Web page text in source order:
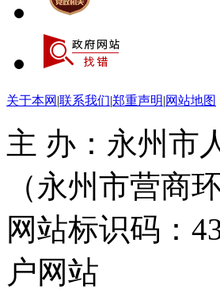
关于本网 |联系我们|郑重声明|网站地图
主 办：永州市
（永州市营商
网站标识码：
户网站